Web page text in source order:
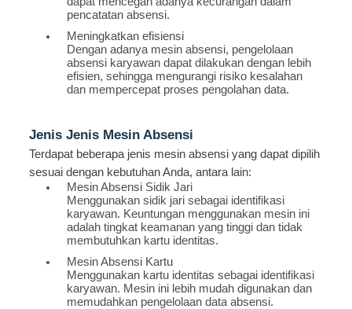
pencatatan absensi.
Meningkatkan efisiensi
Dengan adanya mesin absensi, pengelolaan
absensi karyawan dapat dilakukan dengan lebih
efisien, sehingga mengurangi risiko kesalahan
dan mempercepat proses pengolahan data.
Jenis Jenis Mesin Absensi
Terdapat beberapa jenis mesin absensi yang dapat dipilih
sesuai dengan kebutuhan Anda, antara lain:
Mesin Absensi Sidik Jari
Menggunakan sidik jari sebagai identifikasi
karyawan. Keuntungan menggunakan mesin ini
adalah tingkat keamanan yang tinggi dan tidak
membutuhkan kartu identitas.
Mesin Absensi Kartu
Menggunakan kartu identitas sebagai identifikasi
karyawan. Mesin ini lebih mudah digunakan dan
memudahkan pengelolaan data absensi.